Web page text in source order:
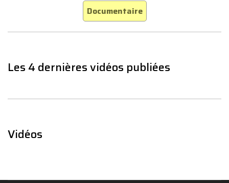
Documentaire
Les 4 dernières vidéos publiées
Vidéos